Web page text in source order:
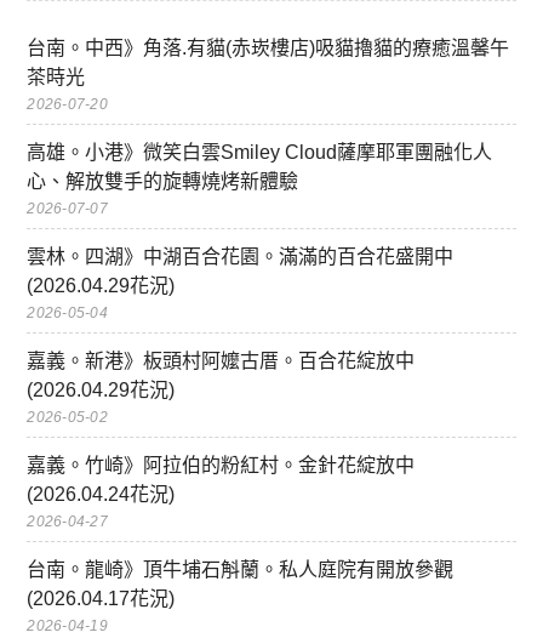
台南。中西》角落.有貓(赤崁樓店)吸貓擼貓的療癒溫馨午
茶時光
2026-07-20
高雄。小港》微笑白雲Smiley Cloud薩摩耶軍團融化人
心、解放雙手的旋轉燒烤新體驗
2026-07-07
雲林。四湖》中湖百合花園。滿滿的百合花盛開中
(2026.04.29花況)
2026-05-04
嘉義。新港》板頭村阿嬤古厝。百合花綻放中
(2026.04.29花況)
2026-05-02
嘉義。竹崎》阿拉伯的粉紅村。金針花綻放中
(2026.04.24花況)
2026-04-27
台南。龍崎》頂牛埔石斛蘭。私人庭院有開放參觀
(2026.04.17花況)
2026-04-19